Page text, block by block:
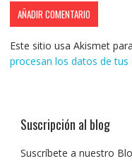
Este sitio usa Akismet
procesan los datos de tus
Suscripción al blog
Suscríbete a nuestro